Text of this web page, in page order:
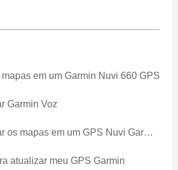
em um Garmin Nuvi 660 GPS
Garmin Voz
mapas em um GPS Nuvi Garman
atualizar meu GPS Garmin